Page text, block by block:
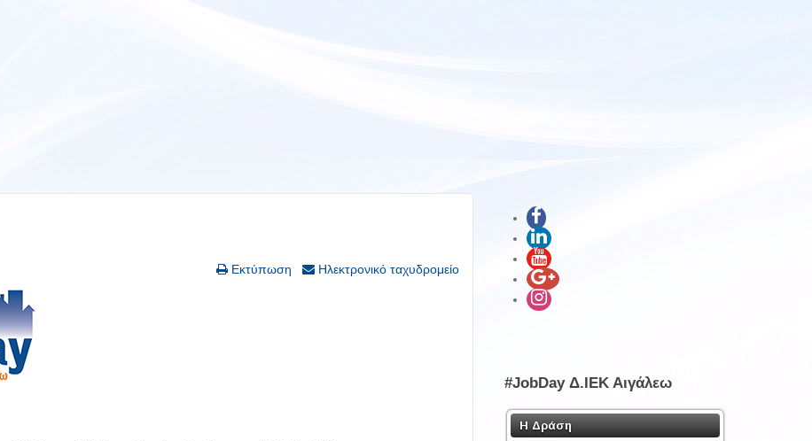
Εκτύπωση Ηλεκτρονικό ταχυδρομείο
#JobDay Δ.ΙΕΚ Αιγάλεω
Η Δράση